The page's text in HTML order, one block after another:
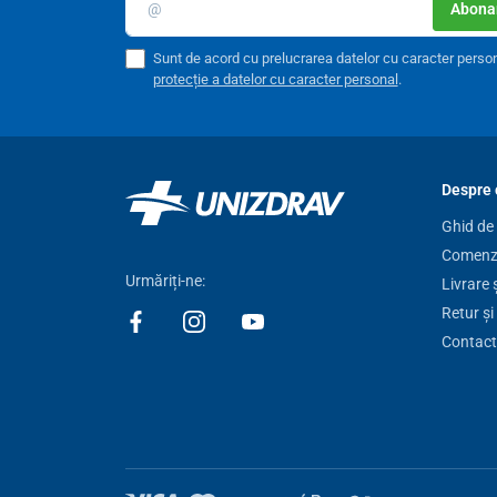
de spital MEDIK. Este solidă,rezistentă la uzura
într-o stareigienică impecabilă
Material
Sunt de acord cu prelucrarea datelor cu caracter
protecție a datelor cu caracter personal .
Urmăriți-ne:
Despre
Ghid
Livrare
Retur
Contact